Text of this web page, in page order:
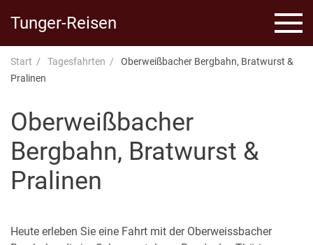
Tunger-Reisen
Start Tagesfahrten
Oberweißbacher Bergbahn, Bratwurst &
Pralinen
Oberweißbacher
Bergbahn, Bratwurst &
Pralinen
Heute erleben Sie eine Fahrt mit der Oberweissbacher